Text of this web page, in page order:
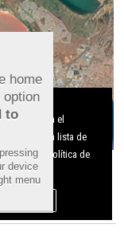
de la
para
home
option
to
device
menu
para el
consultar la lista de
Ver nuestra Política de